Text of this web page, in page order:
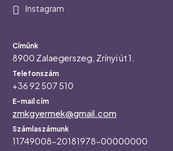
Instagram
Az alapítvány
Címünk
8900 Zalaegerszeg, Zrínyi út 1.
Telefonszám
+36 92 507 510
E-mail cím
zmkgyermek@gmail.com
Számlaszámunk
11749008-20181978-00000000